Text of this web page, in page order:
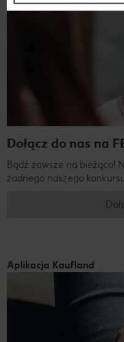
Dołącz do nas na
Bądź zawsze na bieżąco!
żadnego naszego
Aplikacja Kaufland